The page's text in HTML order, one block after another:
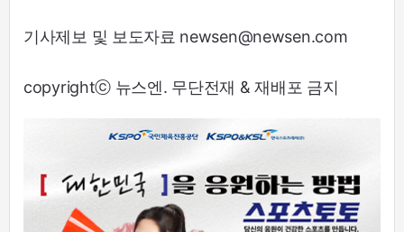
기사제보 및 보도자료 newsen@newsen.com
copyrightⓒ 뉴스엔. 무단전재 & 재배포 금지